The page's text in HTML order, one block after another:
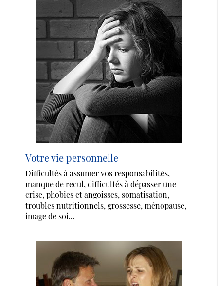
Votre vie personnelle
Difficultés à assumer vos responsabilités,
manque de recul, difficultés à dépasser une
crise, phobies et angoisses, somatisation,
troubles nutritionnels, grossesse, ménopause,
image de soi...